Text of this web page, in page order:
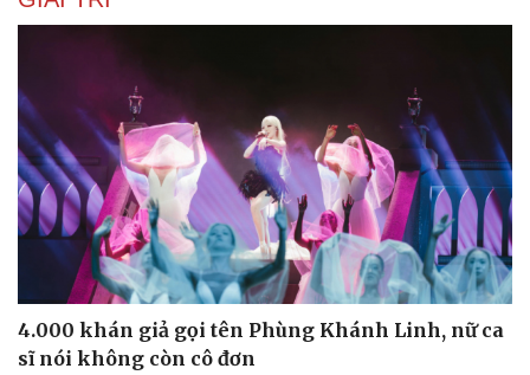
4.000 khán giả gọi tên Phùng Khánh Linh, nữ ca
sĩ nói không còn cô đơn